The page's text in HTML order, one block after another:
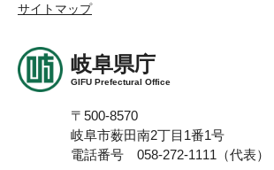
サイトマップ
岐阜県庁
GIFU Prefectural Office
〒500-8570
岐阜市薮田南2丁目1番1号
電話番号 058-272-1111（代表）